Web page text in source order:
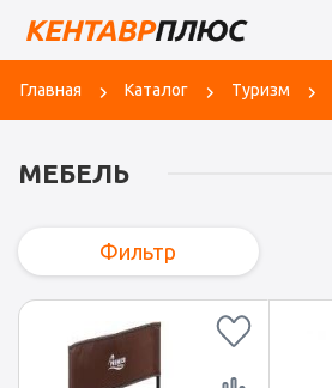
Главная Каталог Туризм
МЕБЕЛЬ
Фильтр